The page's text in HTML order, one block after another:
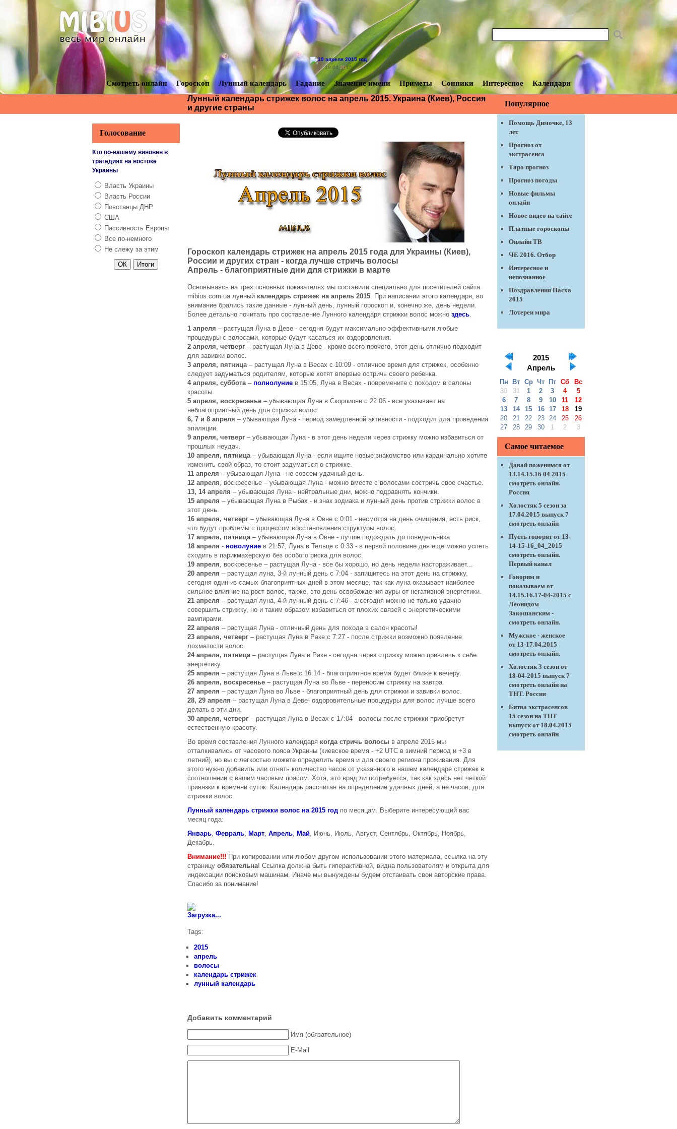
19.04. 2015
Смотреть онлайн Гороскоп Лунный календарь Гадание Значение имени Приметы Сонники Интересное Календари
Лунный календарь стрижек волос на апрель 2015. Украина (Киев), Россия
и другие страны
Гороскоп календарь стрижек на апрель 2015 года для Украины (Киев),
России и других стран - когда лучше стричь волосы
Апрель - благоприятные дни для стрижки в марте
Основываясь на трех основных показателях мы составили специально для посетителей сайта
mibius.com.ua лунный календарь стрижек на апрель 2015 . При написании этого календаря, во
внимание брались такие данные - лунный день, лунный гороскоп и, конечно же, день недели.
Более детально почитать про составление Лунного календаря стрижки волос можно здесь
1 апреля – растущая Луна в Деве - сегодня будут максимально эффективными любые
процедуры с волосами, которые будут касаться их оздоровления.
2 апреля, четверг – растущая Луна в Деве - кроме всего прочего, этот день отлично подходит
для завивки волос.
3 апреля, пятница – растущая Луна в Весах с 10:09 - отличное время для стрижек, особенно
следует задуматься родителям, которые хотят впервые остричь своего ребенка.
4 апреля, суббота – полнолуние в 15:05, Луна в Весах - повремените с походом в салоны
красоты.
5 апреля, воскресенье – убывающая Луна в Скорпионе с 22:06 - все указывает на
неблагоприятный день для стрижки волос.
6, 7 и 8 апреля – убывающая Луна - период замедленной активности - подходит для проведения
эпиляции.
9 апреля, четверг – убывающая Луна - в этот день недели через стрижку можно избавиться от
прошлых неудач.
10 апреля, пятница – убывающая Луна - если ищите новые знакомство или кардинально хотите
изменить свой образ, то стоит задуматься о стрижке.
11 апреля – убывающая Луна - не совсем удачный день.
12 апреля , воскресенье – убывающая Луна - можно вместе с волосами состричь свое счастье.
13, 14 апреля – убывающая Луна - нейтральные дни, можно подравнять кончики.
15 апреля – убывающая Луна в Рыбах - и знак зодиака и лунный день против стрижки волос в
этот день.
16 апреля, четверг – убывающая Луна в Овне с 0:01 - несмотря на день очищения, есть риск,
что будут проблемы с процессом восстановления структуры волос.
17 апреля, пятница – убывающая Луна в Овне - лучше подождать до понедельника.
18 апреля - новолуние в 21:57, Луна в Тельце с 0:33 - в первой половине дня еще можно успеть
сходить в парикмахерскую без особого риска для волос.
19 апреля , воскресенье – растущая Луна - все бы хорошо, но день недели настораживает...
20 апреля – растущая луна, 3-й лунный день с 7:04 - запишитесь на этот день на стрижку,
сегодня один из самых благоприятных дней в этом месяце, так как луна оказывает наиболее
сильное влияние на рост волос, также, это день освобождения ауры от негативной энергетики.
21 апреля – растущая луна, 4-й лунный день с 7:46 - а сегодня можно не только удачно
совершить стрижку, но и таким образом избавиться от плохих связей с энергетическими
вампирами.
22 апреля – растущая Луна - отличный день для похода в салон красоты!
23 апреля, четверг – растущая Луна в Раке с 7:27 - после стрижки возможно появление
лохматости волос.
24 апреля, пятница – растущая Луна в Раке - сегодня через стрижку можно привлечь к себе
энергетику.
25 апреля – растущая Луна в Льве с 16:14 - благоприятное время будет ближе к вечеру.
26 апреля, воскресенье – растущая Луна во Льве - переносим стрижку на завтра.
27 апреля – растущая Луна во Льве - благоприятный день для стрижки и завивки волос.
28, 29 апреля – растущая Луна в Деве- оздоровительные процедуры для волос лучше всего
делать в эти дни.
30 апреля, четверг – растущая Луна в Весах с 17:04 - волосы после стрижки приобретут
естественную красоту.
Во время составления Лунного календаря когда стричь волосы в апреле 2015 мы
отталкивались от часового пояса Украины (киевское время - +2 UTC в зимний период и +3 в
летний), но вы с легкостью можете определить время и для своего региона проживания. Для
этого нужно добавить или отнять количество часов от указанного в нашем календаре стрижек в
соотношении с вашим часовым поясом. Хотя, это вряд ли потребуется, так как здесь нет четкой
привязки к времени суток. Календарь рассчитан на определение удачных дней, а не часов, для
стрижки волос.
Лунный календарь стрижки волос на 2015 год по месяцам. Выберите интересующий вас
месяц года:
Январь Февраль Март Апрель Май , Июнь, Июль, Август, Сентябрь, Октябрь, Ноябрь,
Декабрь.
Внимание!!! При копировании или любом другом использовании этого материала, ссылка на эту
страницу обязательна! Ссылка должна быть гиперактивной, видна пользователям и открыта для
индексации поисковым машинам. Иначе мы вынуждены будем отстаивать свои авторские права.
Спасибо за понимание!
Загрузка...
Tags:
2015
апрель
волосы
календарь стрижек
лунный календарь
Добавить комментарий
Имя (обязательное)
E-Mail
Голосование
Кто по-вашему виновен в
трагедиях на востоке
Украины
Власть Украины
Власть России
Повстанцы ДНР
США
Пассивность Европы
Все по-немного
Не слежу за этим
Популярное
Помощь Димочке, 13
лет
Прогноз от
экстрасенса
Таро прогноз
Прогноз погоды
Новые фильмы
онлайн
Новое видео на сайте
Платные гороскопы
Онлайн ТВ
ЧЕ 2016. Отбор
Интересное и
непознанное
Поздравления Пасха
2015
Лотереи мира
2015
Апрель
Пн Вт Ср Чт Пт Сб
Вс
30
31 1 2 3 4
5
6
7 8 9 10 11
12
13
14 15 16 17 18
19
20
21 22 23 24 25
26
27
28 29 30 1 2 3
Самое читаемое
Давай поженимся от
13.14.15.16 04 2015
смотреть онлайн.
Россия
Холостяк 5 сезон за
17.04.2015 выпуск 7
смотреть онлайн
Пусть говорят от 13-
14-15-16_04_2015
смотреть онлайн.
Первый канал
Говорим и
показываем от
14.15.16.17-04-2015 с
Леонидом
Закошанским -
смотреть онлайн.
Мужское - женское
от 13-17.04.2015
смотреть онлайн.
Холостяк 3 сезон от
18-04-2015 выпуск 7
смотреть онлайн на
ТНТ. Россия
Битва экстрасенсов
15 сезон на ТНТ
выпуск от 18.04.2015
смотреть онлайн